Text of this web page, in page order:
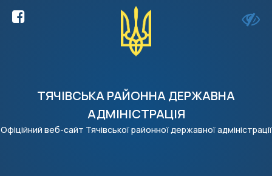
ТЯЧІВСЬКА РАЙОННА ДЕРЖАВНА
АДМІНІСТРАЦІЯ
Офіційний веб-сайт Тячівської районної державної адміністрації